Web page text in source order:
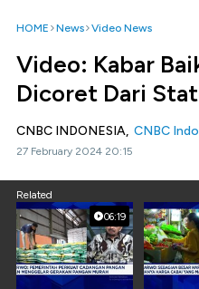
HOME News Video News
Video: Kabar
Dicoret Dari
CNBC INDONESIA, CNBC
27 February 2024 20:15
Related
06:19